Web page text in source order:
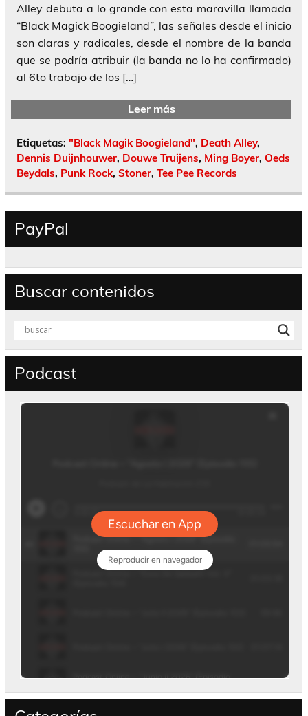
Alley debuta a lo grande con esta maravilla llamada
“Black Magick Boogieland”, las señales desde el inicio
son claras y radicales, desde el nombre de la banda
que se podría atribuir (la banda no lo ha confirmado)
al 6to trabajo de los […]
Leer más
Etiquetas: "Black Magik Boogieland", Death Alley,
Dennis Duijnhouwer, Douwe Truijens, Ming Boyer, Oeds
Beydals, Punk Rock, Stoner, Tee Pee Records
PayPal
Buscar contenidos
Podcast